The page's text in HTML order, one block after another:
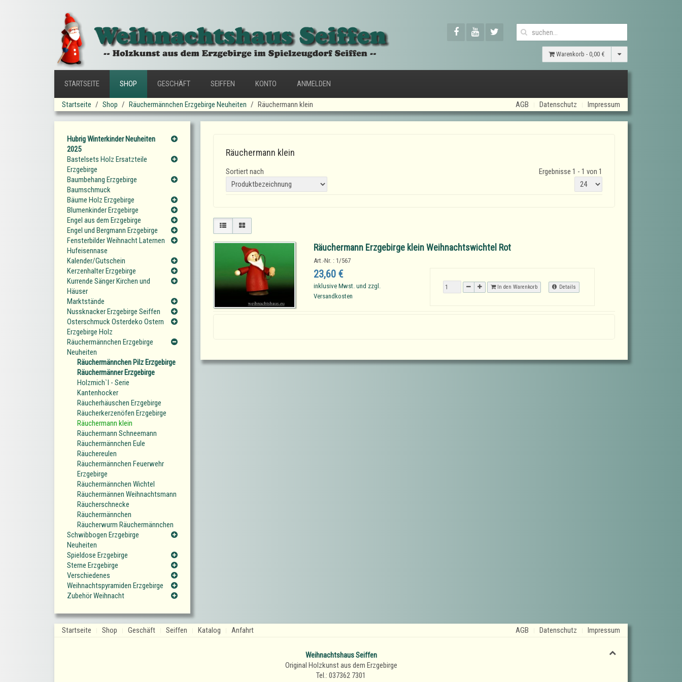
Warenkorb - 0,00 €
STARTSEITE SHOP GESCHÄFT SEIFFEN KONTO ANMELDEN
Startseite Shop Räuchermännchen Erzgebirge Neuheiten Räuchermann klein AGB Datenschutz Impressum
Räuchermann klein
Sortiert nach Ergebnisse 1 - 1 von 1
Räuchermann Erzgebirge klein Weihnachtswichtel Rot
Art.-Nr. : 1/567
23,60 €
inklusive Mwst. und zzgl.
Versandkosten
In den Warenkorb Details
Hubrig Winterkinder Neuheiten
2025
Bastelsets Holz Ersatzteile
Erzgebirge
Baumbehang Erzgebirge
Baumschmuck
Bäume Holz Erzgebirge
Blumenkinder Erzgebirge
Engel aus dem Erzgebirge
Engel und Bergmann Erzgebirge
Fensterbilder Weihnacht Laternen
Hufeisennase
Kalender/Gutschein
Kerzenhalter Erzgebirge
Kurrende Sänger Kirchen und
Häuser
Marktstände
Nussknacker Erzgebirge Seiffen
Osterschmuck Osterdeko Ostern
Erzgebirge Holz
Räuchermännchen Erzgebirge
Neuheiten
Räuchermännchen Pilz Erzgebirge
Räuchermänner Erzgebirge
Holzmich`l - Serie
Kantenhocker
Räucherhäuschen Erzgebirge
Räucherkerzenöfen Erzgebirge
Räuchermann klein
Räuchermann Schneemann
Räuchermännchen Eule
Räuchereulen
Räuchermännchen Feuerwehr
Erzgebirge
Räuchermännchen Wichtel
Räuchermännen Weihnachtsmann
Räucherschnecke
Räuchermännchen
Räucherwurm Räuchermännchen
Schwibbogen Erzgebirge
Neuheiten
Spieldose Erzgebirge
Sterne Erzgebirge
Verschiedenes
Weihnachtspyramiden Erzgebirge
Zubehör Weihnacht
Startseite Shop Geschäft Seiffen Katalog Anfahrt AGB Datenschutz Impressum
Weihnachtshaus Seiffen
Original Holzkunst aus dem Erzgebirge
Tel.: 037362 7301